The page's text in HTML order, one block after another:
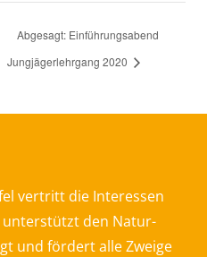
Abgesagt: Einführungsabend
Jungjägerlehrgang 2020
vertritt die Interessen
unterstützt den Natur-
und fördert alle Zweige